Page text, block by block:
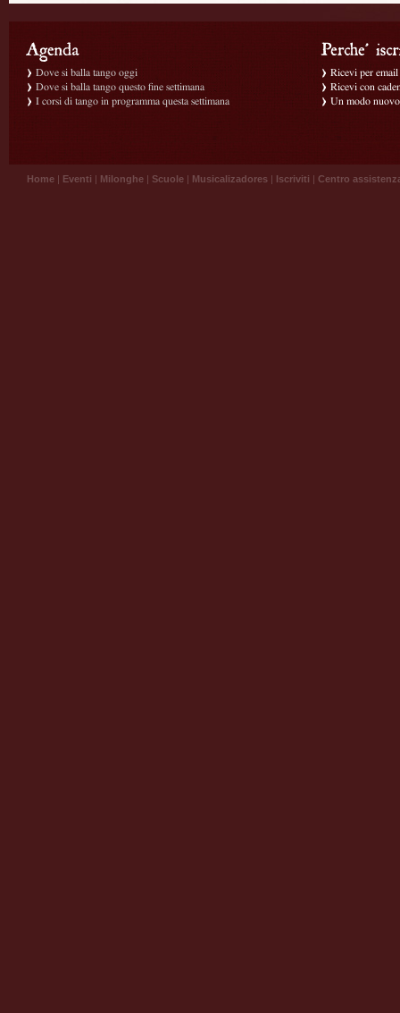
Dove si balla tango oggi
Dove si balla tango questo fine settimana
I corsi di tango in programma questa settimana
Ricevi per
Ricevi con
Un modo
Home | Eventi | Milonghe | Scuole | Musicalizadores | Iscriviti | Centro